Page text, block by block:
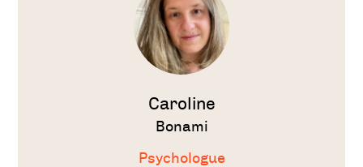
Caroline
Bonami
Psychologue